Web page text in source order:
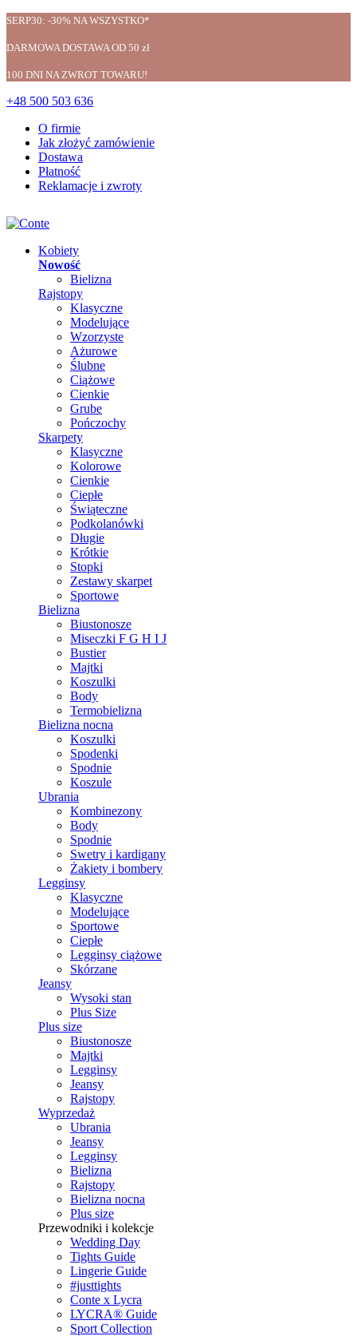
SERP30: -30% NA WSZYSTKO*
DARMOWA DOSTAWA OD 50 zł
100 DNI NA ZWROT TOWARU!
+48 500 503 636
O firmie
Jak złożyć zamówienie
Dostawa
Płatność
Reklamacje i zwroty
Kobiety
Nowość
Bielizna
Rajstopy
Klasyczne
Modelujące
Wzorzyste
Ażurowe
Ślubne
Ciążowe
Cienkie
Grube
Pończochy
Skarpety
Klasyczne
Kolorowe
Cienkie
Ciepłe
Świąteczne
Podkolanówki
Długie
Krótkie
Stopki
Zestawy skarpet
Sportowe
Bielizna
Biustonosze
Miseczki F G H I J
Bustier
Majtki
Koszulki
Body
Termobielizna
Bielizna nocna
Koszulki
Spodenki
Spodnie
Koszule
Ubrania
Kombinezony
Body
Spodnie
Swetry i kardigany
Żakiety i bombery
Legginsy
Klasyczne
Modelujące
Sportowe
Ciepłe
Legginsy ciążowe
Skórzane
Jeansy
Wysoki stan
Plus Size
Plus size
Biustonosze
Majtki
Legginsy
Jeansy
Rajstopy
Wyprzedaż
Ubrania
Jeansy
Legginsy
Bielizna
Rajstopy
Bielizna nocna
Plus size
Przewodniki i kolekcje
Wedding Day
Tights Guide
Lingerie Guide
#justtights
Conte x Lycra
LYCRA® Guide
Sport Сollection